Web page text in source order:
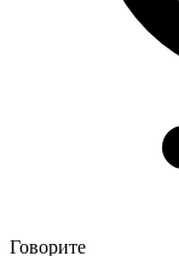
Говорите